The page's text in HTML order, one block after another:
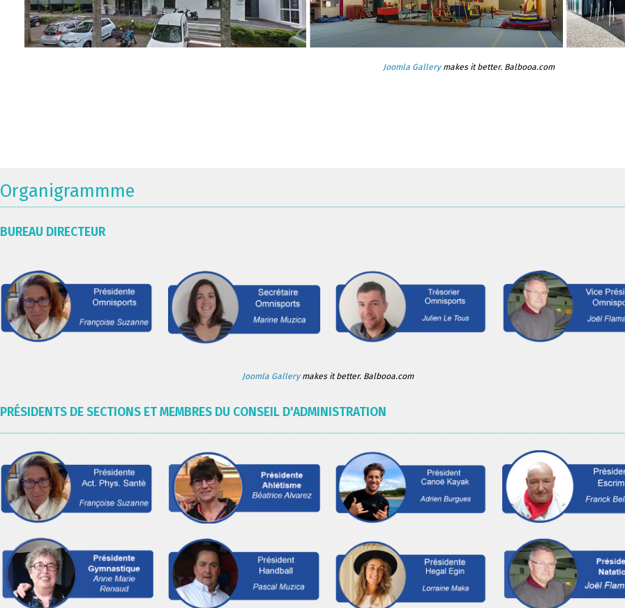
Joomla Gallerymakes it better. Balbooa.com
Organigrammme
BUREAU DIRECTEUR
Joomla Gallerymakes it better. Balbooa.com
PRÉSIDENTS DE SECTIONS ET MEMBRES DU CONSEIL D'ADMINISTRATION